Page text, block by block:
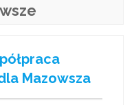
Mazowsza